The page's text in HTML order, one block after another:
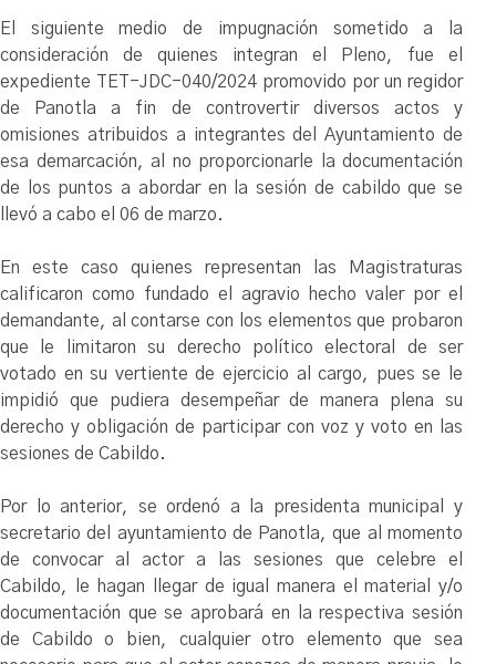
El siguiente medio de impugnación sometido a la
consideración de quienes integran el Pleno, fue el
expediente TET-JDC-040/2024 promovido por un regidor
de Panotla a fin de controvertir diversos actos y
omisiones atribuidos a integrantes del Ayuntamiento de
esa demarcación, al no proporcionarle la documentación
de los puntos a abordar en la sesión de cabildo que se
llevó a cabo el 06 de marzo.
En este caso quienes representan las Magistraturas
calificaron como fundado el agravio hecho valer por el
demandante, al contarse con los elementos que probaron
que le limitaron su derecho político electoral de ser
votado en su vertiente de ejercicio al cargo, pues se le
impidió que pudiera desempeñar de manera plena su
derecho y obligación de participar con voz y voto en las
sesiones de Cabildo.
Por lo anterior, se ordenó a la presidenta municipal y
secretario del ayuntamiento de Panotla, que al momento
de convocar al actor a las sesiones que celebre el
Cabildo, le hagan llegar de igual manera el material y/o
documentación que se aprobará en la respectiva sesión
de Cabildo o bien, cualquier otro elemento que sea